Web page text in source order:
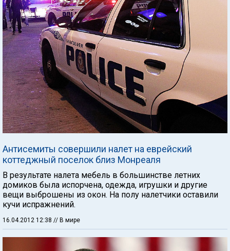
Антисемиты совершили налет на еврейский
коттеджный поселок близ Монреаля
В результате налета мебель в большинстве летних
домиков была испорчена, одежда, игрушки и другие
вещи выброшены из окон. На полу налетчики оставили
кучи испражнений.
16.04.2012 12:38 // В мире